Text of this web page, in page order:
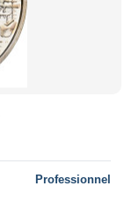
Professionnel